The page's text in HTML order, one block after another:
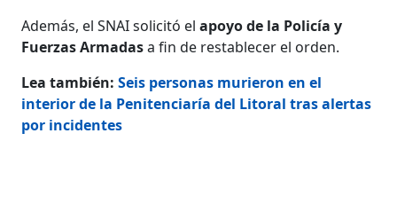
Además, el SNAI solicitó elapoyo de la Policía y
Fuerzas Armadasa fin de restablecer el orden.
Lea también:Seis personas murieron en el
interior de la Penitenciaría del Litoral tras alertas
por incidentes